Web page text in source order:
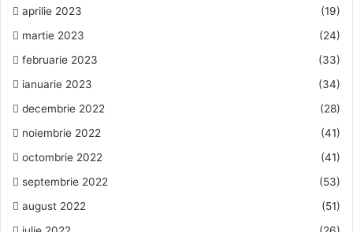
aprilie 2023
(19)
martie 2023
(24)
februarie 2023
(33)
ianuarie 2023
(34)
decembrie 2022
(28)
noiembrie 2022
(41)
octombrie 2022
(41)
septembrie 2022
(53)
august 2022
(51)